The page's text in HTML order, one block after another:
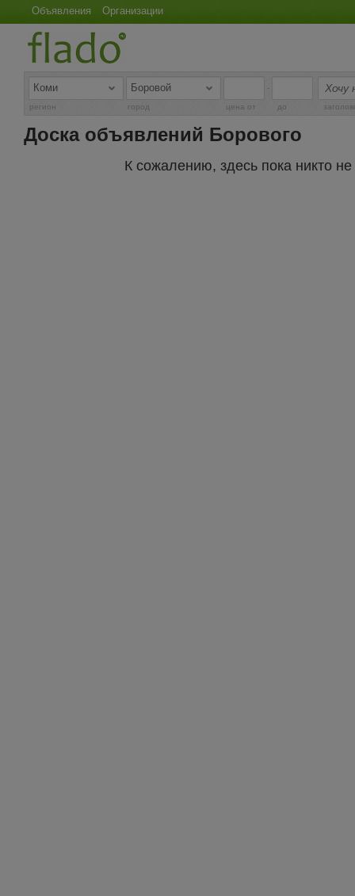
Объявления Организации
-
регион город цена от до
Доска объявлений Борового
К сожалению, здесь пока никто